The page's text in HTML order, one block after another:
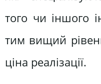
того чи іншого
тим вищий
ціна реалізації.